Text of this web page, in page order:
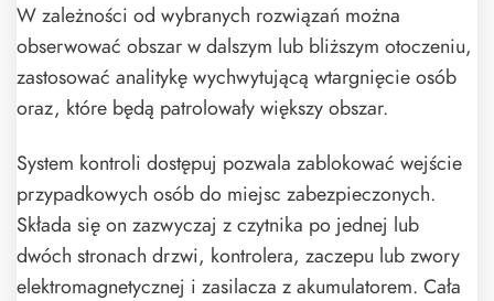
W zależności od wybranych rozwiązań można
obserwować obszar w dalszym lub bliższym otoczeniu,
zastosować analitykę wychwytującą wtargnięcie osób
oraz, które będą patrolowały większy obszar.
System kontroli dostępuj pozwala zablokować wejście
przypadkowych osób do miejsc zabezpieczonych.
Składa się on zazwyczaj z czytnika po jednej lub
dwóch stronach drzwi, kontrolera, zaczepu lub zwory
elektromagnetycznej i zasilacza z akumulatorem. Cała